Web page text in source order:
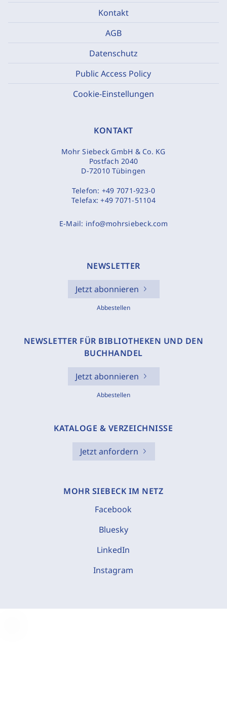
Kontakt
AGB
Datenschutz
Public Access Policy
Cookie-Einstellungen
KONTAKT
Mohr Siebeck GmbH & Co. KG
Postfach 2040
D-72010 Tübingen
Telefon: +49 7071-923-0
Telefax:+49 7071-51104
E-Mail: info@mohrsiebeck.com
NEWSLETTER
Jetzt abonnieren
Abbestellen
NEWSLETTER FÜR BIBLIOTHEKEN UND DEN
BUCHHANDEL
Jetzt abonnieren
Abbestellen
KATALOGE & VERZEICHNISSE
Jetzt anfordern
MOHR SIEBECK IM NETZ
Facebook
Bluesky
LinkedIn
Instagram